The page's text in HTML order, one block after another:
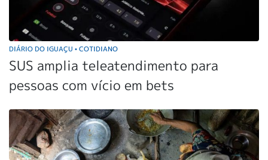
DIÁRIO DO IGUAÇU • COTIDIANO
SUS amplia teleatendimento para
pessoas com vício em bets